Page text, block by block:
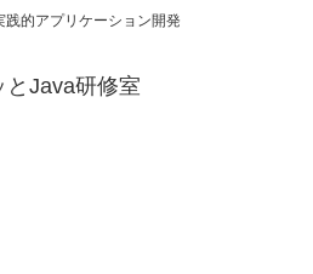
践的アプリケーション開発
とJava研修室